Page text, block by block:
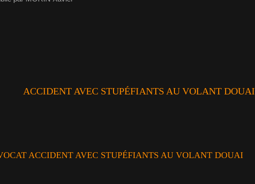
ACCIDENT AVEC STUPÉFIANTS AU VOLANT DOUAI
ACCIDENT AVEC STUPÉFIANTS AU VOLANT DOUAI